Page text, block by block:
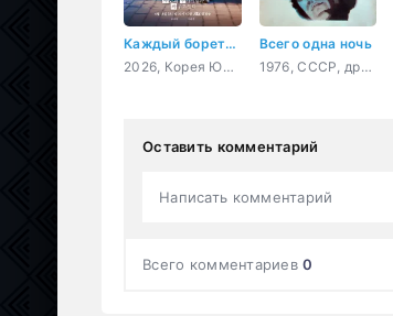
Каждый борется со своей собственной никчёмностью
2026, Корея Южная, драма
Всего одна ночь
1976, СССР, драма, криминал
Оставить комментарий
Написать комментарий
Всего комментариев0